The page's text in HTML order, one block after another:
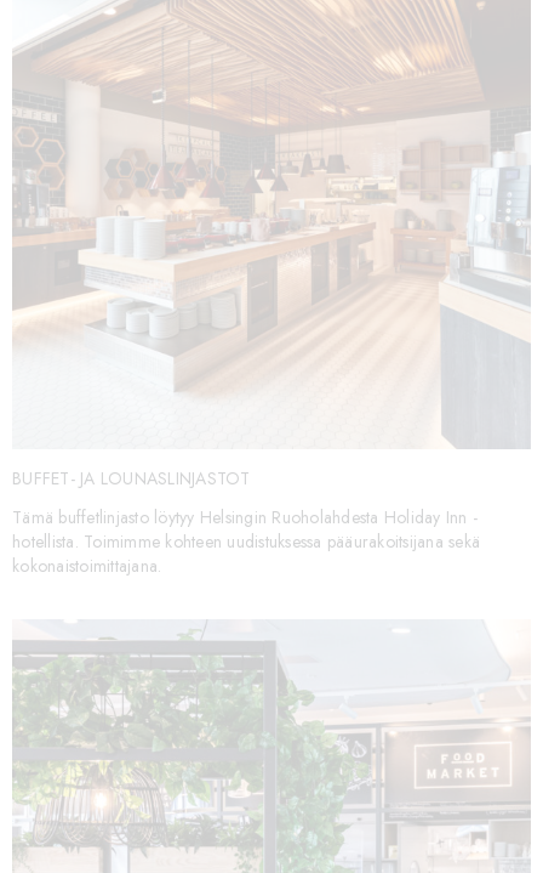
BUFFET- JA LOUNASLINJASTOT
Tämä buffetlinjasto löytyy Helsingin Ruoholahdesta Holiday Inn -
hotellista. Toimimme kohteen uudistuksessa pääurakoitsijana sekä
kokonaistoimittajana.